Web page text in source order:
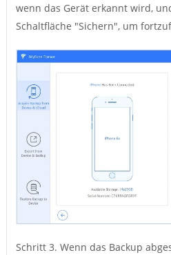
wenn das Gerät erkannt wird,
Schaltfläche "Sichern", um
Schritt 3. Wenn das Backup